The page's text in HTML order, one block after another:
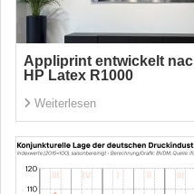
Appliprint entwickelt
HP Latex R1000
Weiterlesen